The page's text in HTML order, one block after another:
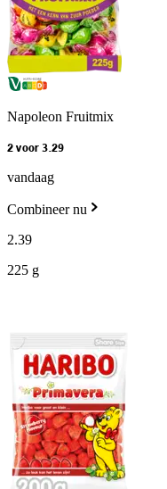
Napoleon Fruitmix
2 voor 3.29
vandaag
Combineer nu
2.39
225 g